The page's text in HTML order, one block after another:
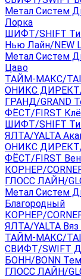
Метал Систем
Лорка
ШИФТ/SHIFT
Нью Лайн/NEW
Метал Систем
Цаво
ТАЙМ-МАКС/
ОНИКС ДИРЕКТ/
ГРАНД/GRAND
ФЁСТ/FIRST
ШИФТ/SHIFT
ЯЛТА/YALTA
ОНИКС ДИРЕКТ/
ФЁСТ/FIRST
КОРНЕР/
ГЛОСС ЛАЙН/
Метал Систем
Благородный
КОРНЕР/
ЯЛТА/YALTA
ТАЙМ-МАКС/
СВИФТ/SWIFT
БОНН/BONN
ГЛОСС ЛАЙН/